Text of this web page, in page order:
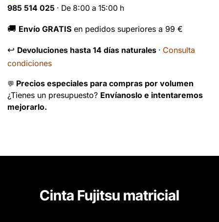
985 514 025 · De 8:00 a 15:00 h
🚚 Envío GRATIS en pedidos superiores a 99 €
↩️ Devoluciones hasta 14 días naturales · Consulta
condiciones
💬 Precios especiales para compras por volumen
¿Tienes un presupuesto? Envíanoslo e intentaremos
mejorarlo.
Cinta Fujitsu matricial